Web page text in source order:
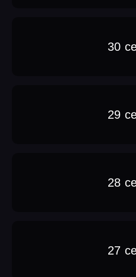
30
29
28
27